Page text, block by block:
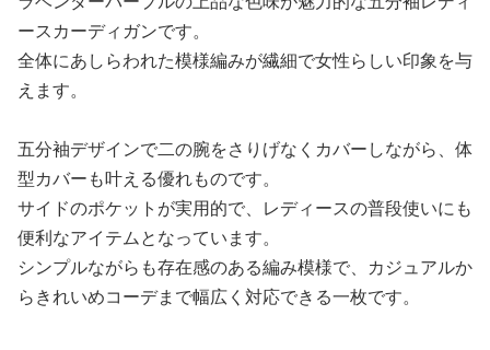
ースカーディガンです。
全体にあしらわれた模様編みが繊細で女性らしい印象を与
えます。
五分袖デザインで二の腕をさりげなくカバーしながら、体
型カバーも叶える優れものです。
サイドのポケットが実用的で、レディースの普段使いにも
便利なアイテムとなっています。
シンプルながらも存在感のある編み模様で、カジュアルか
らきれいめコーデまで幅広く対応できる一枚です。